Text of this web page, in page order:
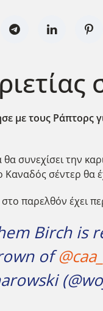
με τους Ράπτορς
συνεχίσει την
σέντερ θα
παρελθόν έχει
Birch
of